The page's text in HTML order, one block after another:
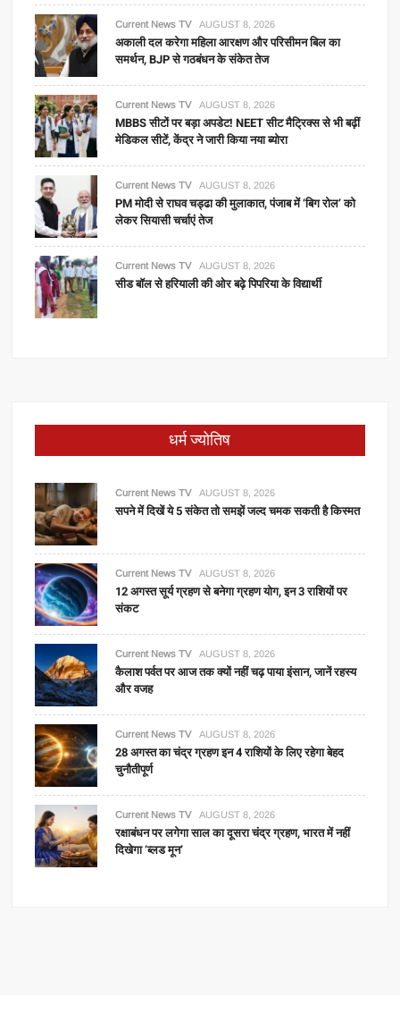
Current News TV AUGUST 8, 2026
अकाली दल करेगा महिला आरक्षण और परिसीमन बिल का
समर्थन, BJP से गठबंधन के संकेत तेज
Current News TV AUGUST 8, 2026
MBBS सीटों पर बड़ा अपडेट! NEET सीट मैट्रिक्स से भी बढ़ीं
मेडिकल सीटें, केंद्र ने जारी किया नया ब्योरा
Current News TV AUGUST 8, 2026
PM मोदी से राघव चड्ढा की मुलाकात, पंजाब में ‘बिग रोल’ को
लेकर सियासी चर्चाएं तेज
Current News TV AUGUST 8, 2026
सीड बॉल से हरियाली की ओर बढ़े पिपरिया के विद्यार्थी
धर्म ज्योतिष
Current News TV AUGUST 8, 2026
सपने में दिखें ये 5 संकेत तो समझें जल्द चमक सकती है किस्मत
Current News TV AUGUST 8, 2026
12 अगस्त सूर्य ग्रहण से बनेगा ग्रहण योग, इन 3 राशियों पर
संकट
Current News TV AUGUST 8, 2026
कैलाश पर्वत पर आज तक क्यों नहीं चढ़ पाया इंसान, जानें रहस्य
और वजह
Current News TV AUGUST 8, 2026
28 अगस्त का चंद्र ग्रहण इन 4 राशियों के लिए रहेगा बेहद
चुनौतीपूर्ण
Current News TV AUGUST 8, 2026
रक्षाबंधन पर लगेगा साल का दूसरा चंद्र ग्रहण, भारत में नहीं
दिखेगा ‘ब्लड मून’